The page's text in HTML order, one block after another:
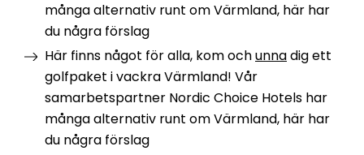
många alternativ runt om Värmland, här har
du några förslag
Här finns något för alla, kom ochunnadig ett
golfpaket i vackra Värmland! Vår
samarbetspartner Nordic Choice Hotels har
många alternativ runt om Värmland, här har
du några förslag